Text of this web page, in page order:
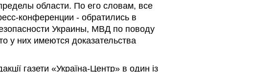
области. По его словам, все
конференции - обратились в
Украины, МВД по поводу
у них имеются доказательства
газети «Україна-Центр» в один із